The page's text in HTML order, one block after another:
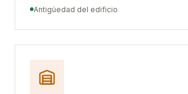
Antigüedad del edificio